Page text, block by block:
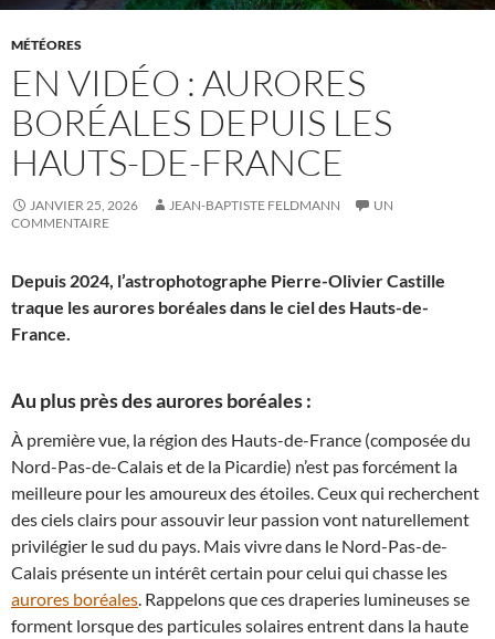
MÉTÉORES
EN VIDÉO : AURORES
BORÉALES DEPUIS LES
HAUTS-DE-FRANCE
JANVIER 25, 2026 JEAN-BAPTISTE FELDMANN
UN
COMMENTAIRE
Depuis 2024, l’astrophotographe Pierre-Olivier Castille
traque les aurores boréales dans le ciel des Hauts-de-
France.
Au plus près des aurores boréales :
À première vue, la région des Hauts-de-France (composée du
Nord-Pas-de-Calais et de la Picardie) n’est pas forcément la
meilleure pour les amoureux des étoiles. Ceux qui recherchent
des ciels clairs pour assouvir leur passion vont naturellement
privilégier le sud du pays. Mais vivre dans le Nord-Pas-de-
Calais présente un intérêt certain pour celui qui chasse les
aurores boréales. Rappelons que ces draperies lumineuses se
forment lorsque des particules solaires entrent dans la haute